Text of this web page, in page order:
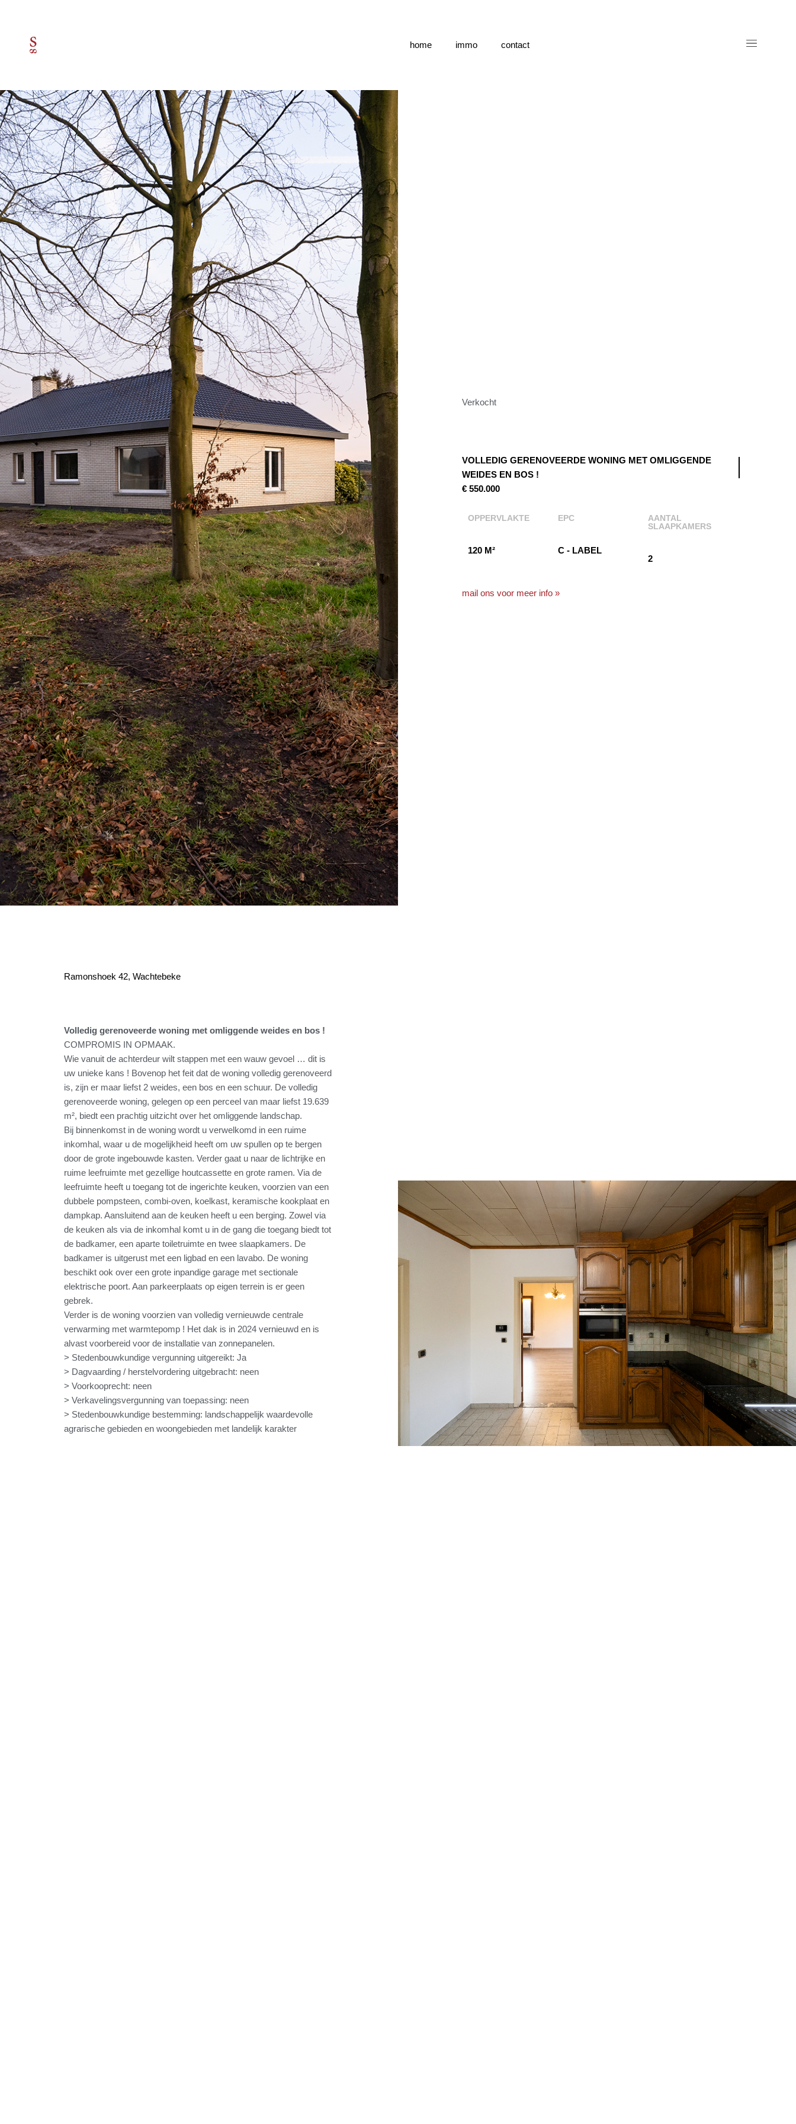
home immo contact
Verkocht
VOLLEDIG GERENOVEERDE WONING MET OMLIGGENDE
WEIDES EN BOS !
€ 550.000
OPPERVLAKTE
120 M²
EPC
C - LABEL
AANTAL
SLAAPKAMERS
2
mail ons voor meer info »
Ramonshoek 42, Wachtebeke
Volledig gerenoveerde woning met omliggende weides en bos !
COMPROMIS IN OPMAAK.
Wie vanuit de achterdeur wilt stappen met een wauw gevoel … dit is
uw unieke kans ! Bovenop het feit dat de woning volledig gerenoveerd
is, zijn er maar liefst 2 weides, een bos en een schuur. De volledig
gerenoveerde woning, gelegen op een perceel van maar liefst 19.639
m², biedt een prachtig uitzicht over het omliggende landschap.
Bij binnenkomst in de woning wordt u verwelkomd in een ruime
inkomhal, waar u de mogelijkheid heeft om uw spullen op te bergen
door de grote ingebouwde kasten. Verder gaat u naar de lichtrijke en
ruime leefruimte met gezellige houtcassette en grote ramen. Via de
leefruimte heeft u toegang tot de ingerichte keuken, voorzien van een
dubbele pompsteen, combi-oven, koelkast, keramische kookplaat en
dampkap. Aansluitend aan de keuken heeft u een berging. Zowel via
de keuken als via de inkomhal komt u in de gang die toegang biedt tot
de badkamer, een aparte toiletruimte en twee slaapkamers. De
badkamer is uitgerust met een ligbad en een lavabo. De woning
beschikt ook over een grote inpandige garage met sectionale
elektrische poort. Aan parkeerplaats op eigen terrein is er geen
gebrek.
Verder is de woning voorzien van volledig vernieuwde centrale
verwarming met warmtepomp ! Het dak is in 2024 vernieuwd en is
alvast voorbereid voor de installatie van zonnepanelen.
> Stedenbouwkundige vergunning uitgereikt: Ja
> Dagvaarding / herstelvordering uitgebracht: neen
> Voorkooprecht: neen
> Verkavelingsvergunning van toepassing: neen
> Stedenbouwkundige bestemming: landschappelijk waardevolle
agrarische gebieden en woongebieden met landelijk karakter